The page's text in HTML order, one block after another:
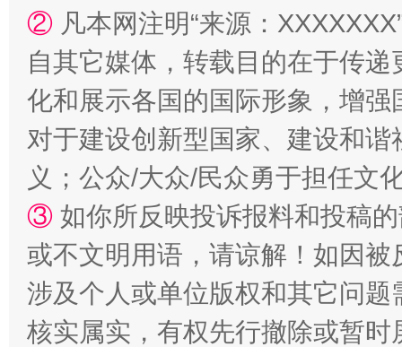
招工难、用工荒背后
网上购药对药下症？
② 凡本网注明“来源：
自其它媒体，转载目的在于传
化和展示各国的国际形象，增
对于建设创新型国家、建设和
义；公众/大众/民众勇于担任文
③ 如你所反映投诉报料和投稿
或不文明用语，请谅解！如因
涉及个人或单位版权和其它问题
核实属实，有权先行撤除或暂